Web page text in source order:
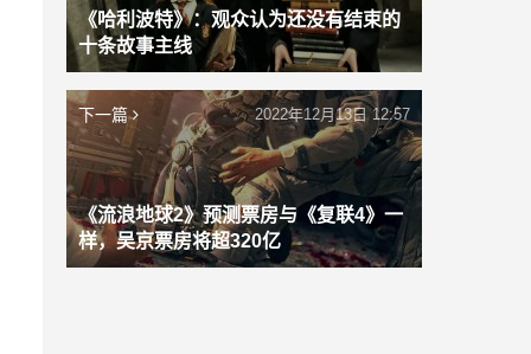
《哈利波特》：观众认为还没有结束的
十条故事主线
下一篇
《流浪地球2》预测票房与《复联4》一
样，吴京票房将超320亿
2022年12月13日 12:57